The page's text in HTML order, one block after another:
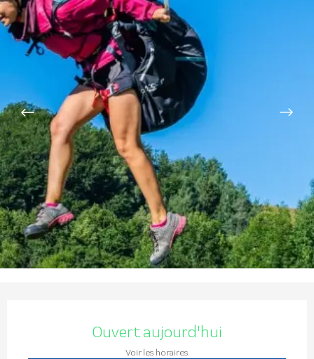
Ouverture et coordonnées
Ouvert aujourd'hui
Voir les horaires